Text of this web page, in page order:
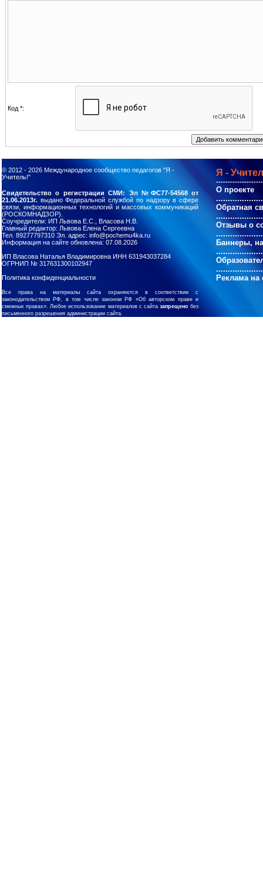
Код *:
© 2012 - 2026 Международное сообщество педагогов "Я -
Учитель!"
Я -
О проекте
Обратная
Отзывы о
Баннеры,
Реклама на
Свидетельство о регистрации СМИ: Эл №ФС77-54568 от
21.06.2013г. выдано Федеральной службой по надзору в сфере
связи, информационных технологий и массовых коммуникаций
(РОСКОМНАДЗОР).
Соучредители: ИП Львова Е.С., Власова Н.В.
Главный редактор: Львова Елена Сергеевна
Тел. 89277797310 Эл. адрес: info@pochemu4ka.ru
Информация на сайте обновлена: 07.08.2026
ИП Власова Наталья Владимировна ИНН 631943037284
ОГРНИП № 317631300102947
Политика конфиденциальности
Все права на материалы сайта охраняются в соответствии с
законодательством РФ, в том числе законом РФ «Об авторском праве и
смежных правах». Любое использование материалов с сайта запрещенобез
письменного разрешения администрации сайта.